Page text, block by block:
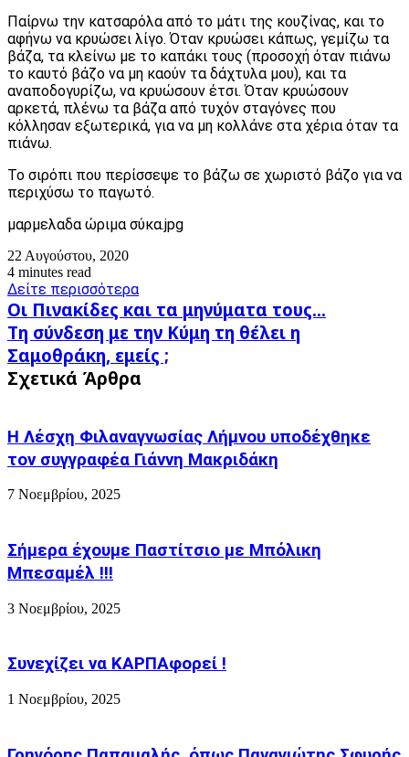
Παίρνω την κατσαρόλα από το μάτι της κουζίνας, και το
αφήνω να κρυώσει λίγο. Όταν κρυώσει κάπως, γεμίζω τα
βάζα, τα κλείνω με το καπάκι τους (προσοχή όταν πιάνω
το καυτό βάζο να μη καούν τα δάχτυλα μου), και τα
αναποδογυρίζω, να κρυώσουν έτσι. Όταν κρυώσουν
αρκετά, πλένω τα βάζα από τυχόν σταγόνες που
κόλλησαν εξωτερικά, για να μη κολλάνε στα χέρια όταν τα
πιάνω.
Το σιρόπι που περίσσεψε το βάζω σε χωριστό βάζο για να
περιχύσω το παγωτό.
μαρμελαδα ώριμα σύκα.jpg
22 Αυγούστου, 2020
4 minutes read
Δείτε περισσότερα
Οι
Πινακίδες
και
τα
μηνύματα
τους...
Οι Πινακίδες και τα μηνύματα τους...
Τη
σύνδεση
με
την
θέλει
η
Σαμοθράκη,
εμείς
Τη σύνδεση με την Κύμη τη θέλει η
Σαμοθράκη, εμείς ;
Σχετικά Άρθρα
Η Λέσχη Φιλαναγνωσίας Λήμνου υποδέχθηκε
τον συγγραφέα Γιάννη Μακριδάκη
7 Νοεμβρίου, 2025
Σήμερα έχουμε Παστίτσιο με Μπόλικη
Μπεσαμέλ !!!
3 Νοεμβρίου, 2025
Συνεχίζει να ΚΑΡΠΑφορεί !
1 Νοεμβρίου, 2025